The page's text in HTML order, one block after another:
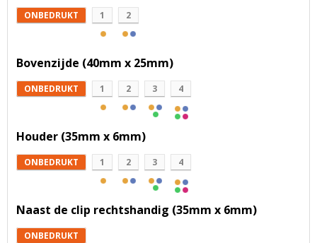
ONBEDRUKT 1 2
Bovenzijde (40mm x 25mm)
ONBEDRUKT 1 2 3 4
Houder (35mm x 6mm)
ONBEDRUKT 1 2 3 4
Naast de clip rechtshandig (35mm x 6mm)
ONBEDRUKT